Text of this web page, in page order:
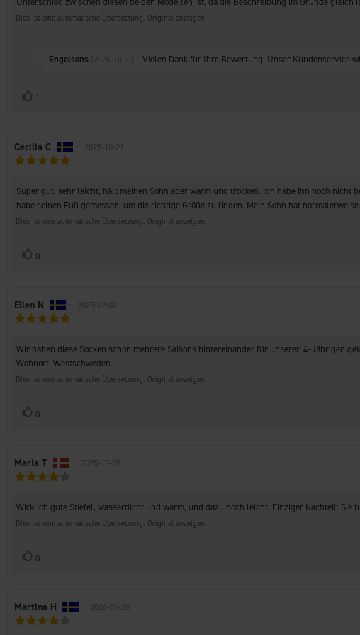
Dies ist eine automatische Übersetzung. Original anzeigen.
Antworten
Engelsons (2025-10-20) :Vielen Dank für Ihre Bewertung. Unser Kundenservice
Stimme
1
Autor
der
Cecilia C • Bewertungsdatum:
2025-10-21
5
Sternen
Rezensionstext:
Super gut, sehr leicht, hält meinen Sohn aber warm und trocken. Ich habe ihn noch
habe seinen Fuß gemessen, um die richtige Größe zu finden. Mein Sohn hat
Dies ist eine automatische Übersetzung. Original anzeigen.
Stimme
0
Autor
der
Ellen N • Bewertungsdatum:
2025-12-02
5
Sternen
Rezensionstext:
Wir haben diese Socken schon mehrere Saisons hintereinander für unseren 4-Jährigen
Wohnort: Westschweden.
Dies ist eine automatische Übersetzung. Original anzeigen.
Stimme
0
Autor
der
Maria T • Bewertungsdatum:
2025-12-09
5
Sternen
Rezensionstext:
Wirklich gute Stiefel, wasserdicht und warm, und dazu noch leicht. Einziger Nachteil:
Dies ist eine automatische Übersetzung. Original anzeigen.
Stimme
0
Autor
der
Martina H • Bewertungsdatum:
2026-01-20